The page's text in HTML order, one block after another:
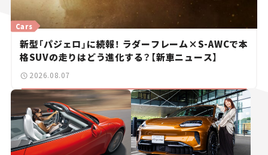
新型「パジェロ」に続報！ ラダーフレーム×S-AWCで本
格SUVの走りはどう進化する？【新車ニュース】
Cars
2026.08.07